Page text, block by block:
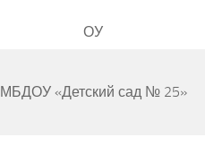
ОУ
МБДОУ «Детский сад № 25»